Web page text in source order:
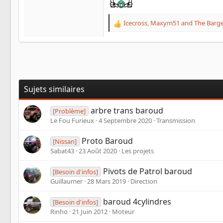
R
a
o
s
:
Icecross, Maxym51 and The
Sujets similaires
[Problème] arbre trans baroud
Le Fou Furieux 4 Septembre 2020 Transmission
[Nissan] Proto Baroud
Sabat43 23 Août 2020 Les projets
[Besoin d'infos] Pivots de Patrol baroud
Guillaumer 28 Mars 2019 Direction
[Besoin d'infos] baroud 4cylindres
Rinho 21 Juin 2012 Moteur